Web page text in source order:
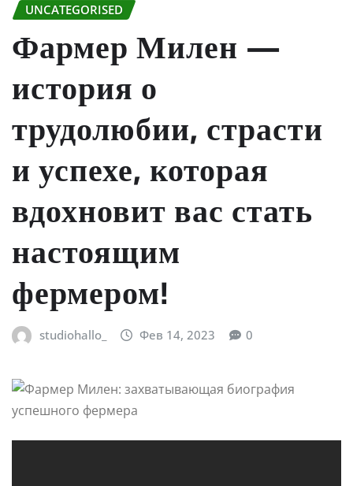
UNCATEGORISED
Фармер Милен —
история о
трудолюбии, страсти
и успехе, которая
вдохновит вас стать
настоящим
фермером!
studiohallo_ Фев 14, 2023 0